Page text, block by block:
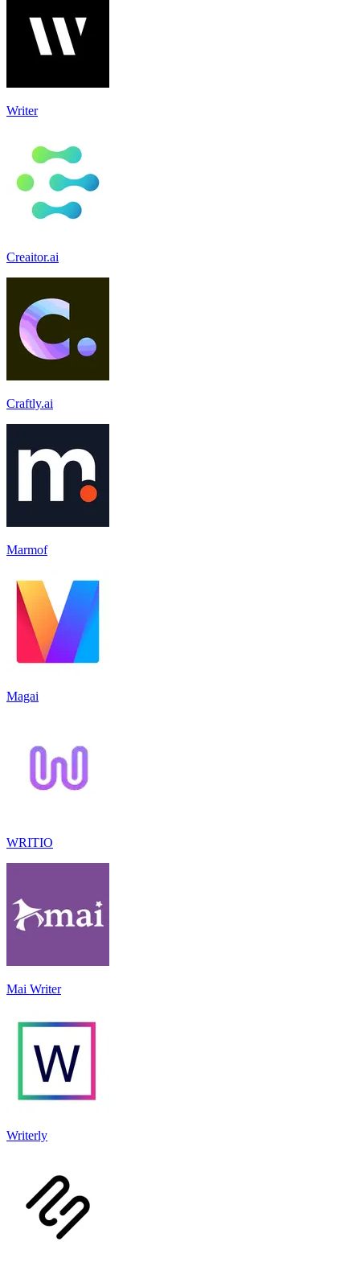
Writer
Creaitor.ai
Craftly.ai
Marmof
Magai
WRITIO
Mai Writer
Writerly